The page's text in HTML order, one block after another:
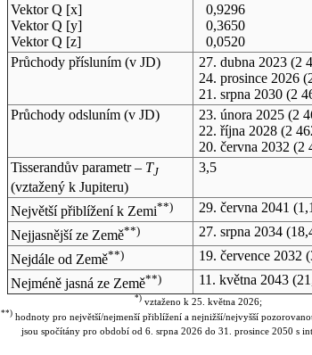
Vektor Q [x]
Vektor Q [y]
Vektor Q [z]
0,9296
0,3650
0,0520
Průchody přísluním (v JD) 27. dubna 2023(2
24. prosince 2026
21. srpna 2030(2
Průchody odsluním (v JD) 23. února 2025(2
22. října 2028(2
20. června 2032 (2
Tisserandův parametr – TJ
(vztažený k Jupiteru)
3,5
Největší přiblížení k Zemi**) 29. června 2041
Nejjasnější ze Země**) 27. srpna 2034
Nejdále od Země**) 19. července 2032
Nejméně jasná ze Země**) 11. května 2043
*)vztaženo k 25. května 2026;
**) hodnoty pro největší/nejmenší přiblížení a nejnižší/nejvyšší
jsou spočítány pro období od 6. srpna 2026 do 31. prosince 2050 s